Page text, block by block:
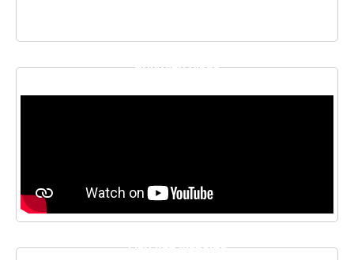
THƯ VIỆN VIDEO
LIÊN KẾT WEBSITE